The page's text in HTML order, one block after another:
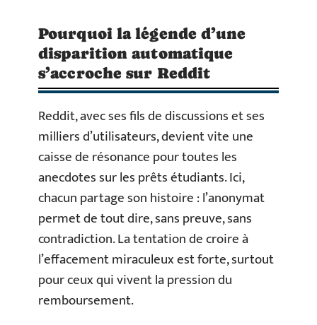
Pourquoi la légende d’une
disparition automatique
s’accroche sur Reddit
Reddit, avec ses fils de discussions et ses
milliers d’utilisateurs, devient vite une
caisse de résonance pour toutes les
anecdotes sur les prêts étudiants. Ici,
chacun partage son histoire : l’anonymat
permet de tout dire, sans preuve, sans
contradiction. La tentation de croire à
l’effacement miraculeux est forte, surtout
pour ceux qui vivent la pression du
remboursement.